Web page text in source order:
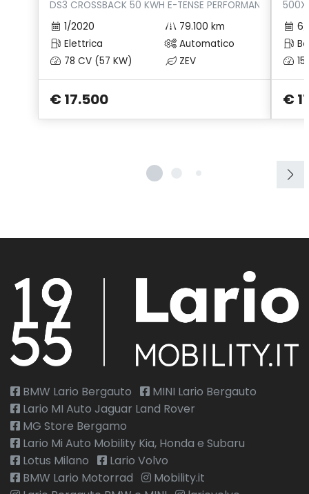
Volante in pelleDS3 CROSSBACK 50 KWH E-TENSE PERFORMANCE LINE
1/2020
79.100 km
Elettrica
Automatico
78 CV (57 KW)
ZEV
€ 17.500
500X
6/
€
BMW Lario Bergauto
MINI Lario Bergauto
Lario MI Auto Jaguar Land Rover
MG Store Bergamo
Lario Mi Auto Mobility Kia, Honda e Subaru
Lotus Milano
Lario Volvo
BMW Lario Motorrad
Mobility.it